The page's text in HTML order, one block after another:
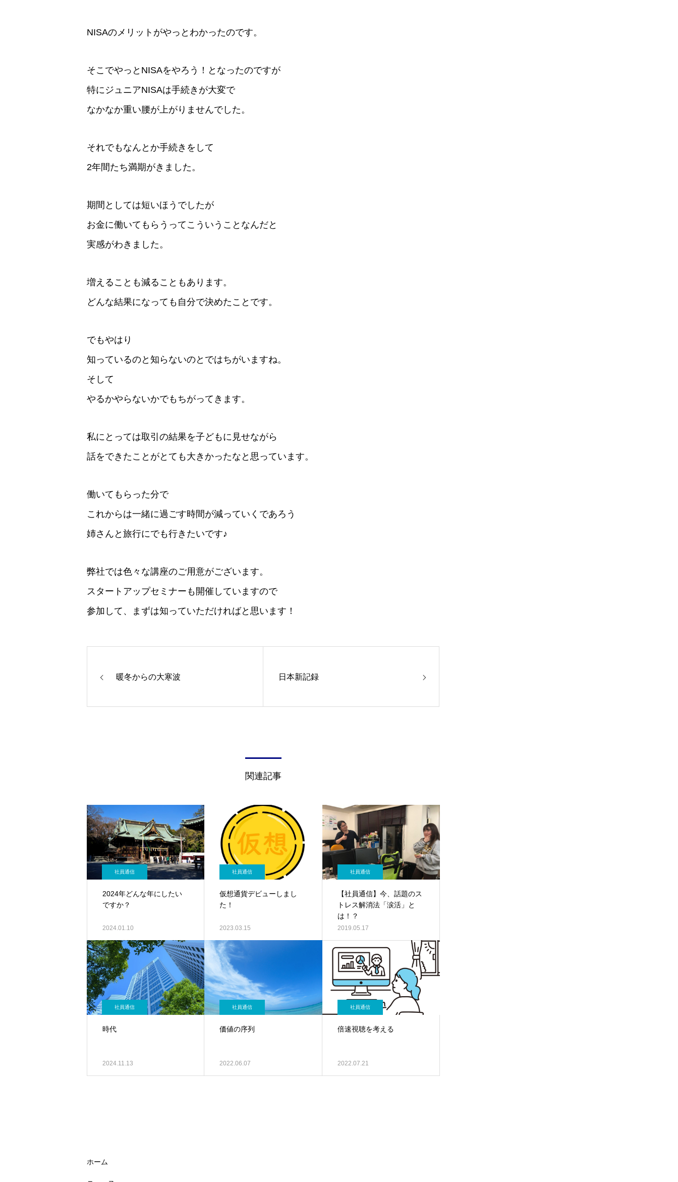
NISAのメリットがやっとわかったのです。
そこでやっとNISAをやろう！となったのですが
特にジュニアNISAは手続きが大変で
なかなか重い腰が上がりませんでした。
それでもなんとか手続きをして
2年間たち満期がきました。
期間としては短いほうでしたが
お金に働いてもらうってこういうことなんだと
実感がわきました。
増えることも減ることもあります。
どんな結果になっても自分で決めたことです。
でもやはり
知っているのと知らないのとではちがいますね。
そして
やるかやらないかでもちがってきます。
私にとっては取引の結果を子どもに見せながら
話をできたことがとても大きかったなと思っています。
働いてもらった分で
これからは一緒に過ごす時間が減っていくであろう
姉さんと旅行にでも行きたいです♪
弊社では色々な講座のご用意がございます。
スタートアップセミナーも開催していますので
参加して、まずは知っていただければと思います！
暖冬からの大寒波 日本新記録
関連記事
社員通信
2024年どんな年にしたい
ですか？
2024.01.10
社員通信
仮想通貨デビューしまし
た！
2023.03.15
社員通信
【社員通信】今、話題のス
トレス解消法「涙活」と
は！？
2019.05.17
社員通信
時代
2024.11.13
社員通信
価値の序列
2022.06.07
社員通信
倍速視聴を考える
2022.07.21
ホーム